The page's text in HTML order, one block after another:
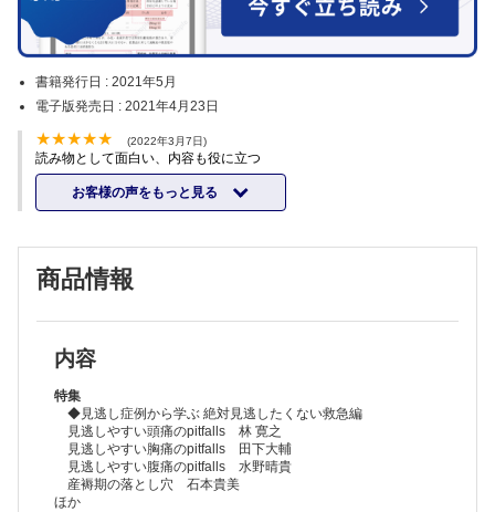
書籍発行日 : 2021年5月
電子版発売日 : 2021年4月23日
(2022年3月7日)
読み物として面白い、内容も役に立つ
お客様の声をもっと見る
商品情報
内容
特集
◆見逃し症例から学ぶ 絶対見逃したくない救急編
見逃しやすい頭痛のpitfalls 林 寛之
見逃しやすい胸痛のpitfalls 田下大輔
見逃しやすい腹痛のpitfalls 水野晴貴
産褥期の落とし穴 石本貴美
ほか